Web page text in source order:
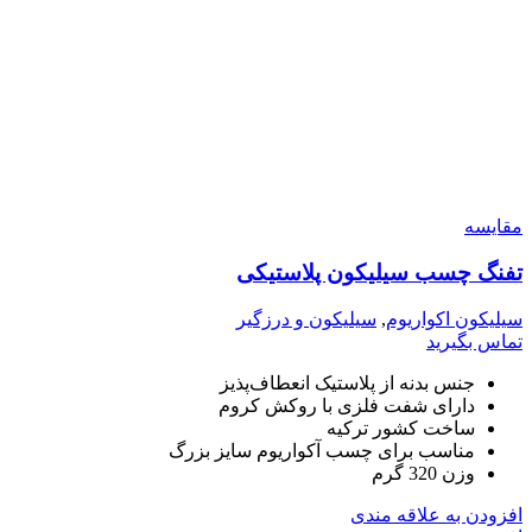
مقایسه
تفنگ چسب سیلیکون پلاستیکی
سیلیکون اکواریوم, سیلیکون و درزگیر
تماس بگیرید
جنس بدنه از پلاستیک انعطاف‌پذیز
دارای شفت فلزی با روکش کروم
ساخت کشور ترکیه
مناسب برای چسب آکواریوم سایز بزرگ
وزن 320 گرم
افزودن به علاقه مندی